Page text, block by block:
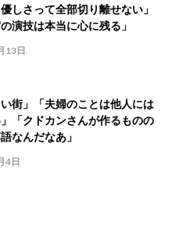
しさって全部切り離せない」
の演技は本当に心に残る」
13日
い街」「夫婦のことは他人には
「クドカンさんが作るものの
なんだなあ」
4日